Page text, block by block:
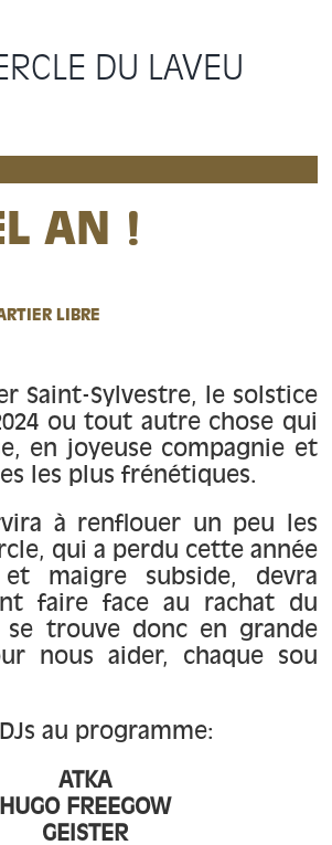
DU LAVEU
AN !
LIBRE
Saint-Sylvestre, le solstice
ou tout autre chose qui
en joyeuse compagnie et
les plus frénétiques.
à renflouer un peu les
qui a perdu cette année
maigre subside, devra
faire face au rachat du
trouve donc en grande
nous aider, chaque sou
au programme:
ATKA
HUGO FREEGOW
GEISTER